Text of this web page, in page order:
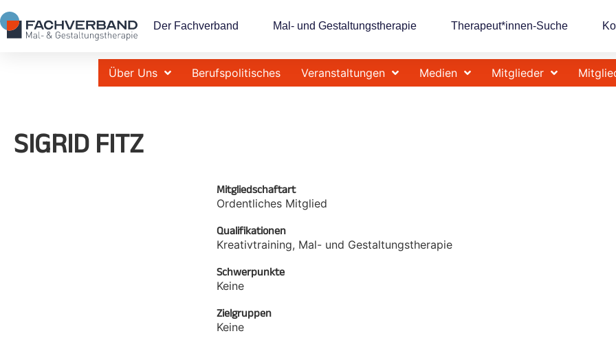
Der Fachverband Mal- und Gestaltungstherapie Therapeut*innen-Suche
Über Uns Berufspolitisches Veranstaltungen Medien Mitglieder
SIGRID FITZ
Mitgliedschaftart
Ordentliches Mitglied
Qualifikationen
Kreativtraining, Mal- und Gestaltungstherapie
Schwerpunkte
Keine
Zielgruppen
Keine